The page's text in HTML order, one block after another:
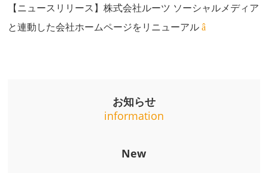
【ニュースリリース】株式会社ルーツ ソーシャルメディア
と連動した会社ホームページをリニューアル
お知らせ
information
New